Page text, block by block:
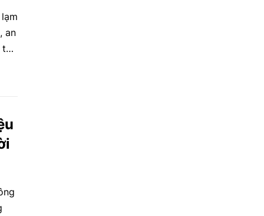
an